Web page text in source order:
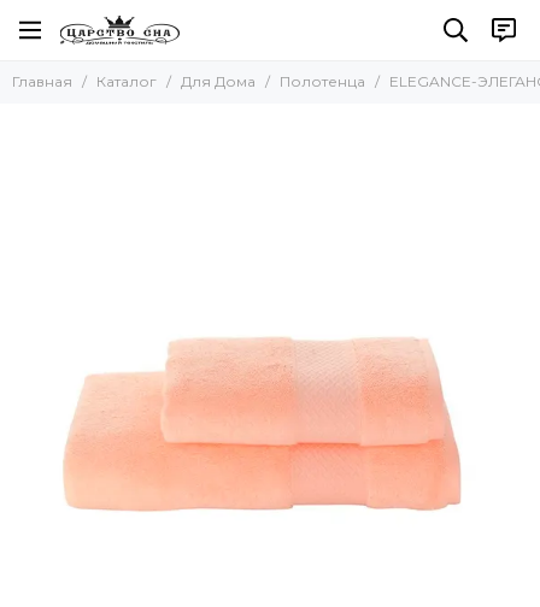
Для Дома
Фартуки
Одеяла и Подушки
Акссесуары
Главная Каталог Для Дома Полотенца ELEGANCE-